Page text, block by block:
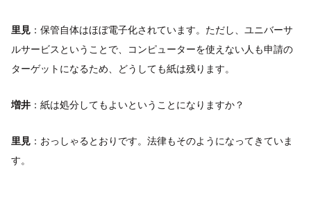
里見 ：保管自体はほぼ電子化されています。ただし、ユニバーサ
ルサービスということで、コンピューターを使えない人も申請の
ターゲットになるため、どうしても紙は残ります。
増井 ：紙は処分してもよいということになりますか？
里見 ：おっしゃるとおりです。法律もそのようになってきていま
す。